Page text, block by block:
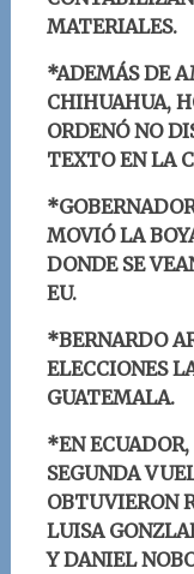
MATERIALES.
*ADEMÁS DE
CHIHUAHUA,
ORDENÓ NO
TEXTO EN LA
MOVIÓ LA
DONDE SE
EU.
*BERNARDO
ELECCIONES
GUATEMALA.
*EN
SEGUNDA
OBTUVIERON
LUISA
Y DANIEL